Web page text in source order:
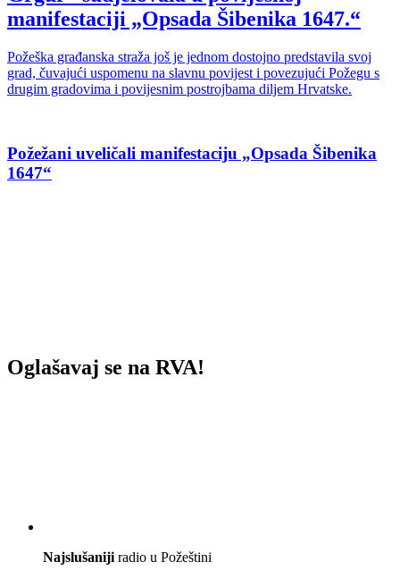
manifestaciji „Opsada Šibenika 1647.“
Požeška građanska straža još je jednom dostojno predstavila svoj
grad, čuvajući uspomenu na slavnu povijest i povezujući Požegu s
drugim gradovima i povijesnim postrojbama diljem Hrvatske.
Požežani uveličali manifestaciju „Opsada Šibenika
1647“
Oglašavaj se na RVA!
Najslušaniji radio u Požeštini